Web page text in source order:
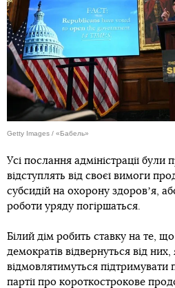
Getty Images / «Бабель»
Усі послання адміністрації
відступлять від своєї вимоги
субсидій на охорону здоровʼя,
роботи уряду погіршаться.
Білий дім робить ставку на те,
демократів відвернуться від них,
відмовлятимуться підтримувати
партії про короткострокове